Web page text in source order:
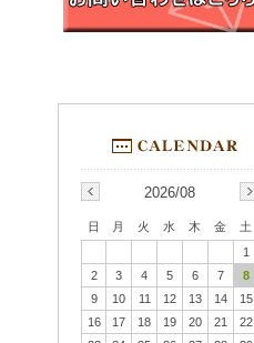
2026/08
日 月 火 水 木 金
土
1
2
3 4 5 6 7
8
9
10 11 12 13 14
15
16
17 18 19 20 21
22